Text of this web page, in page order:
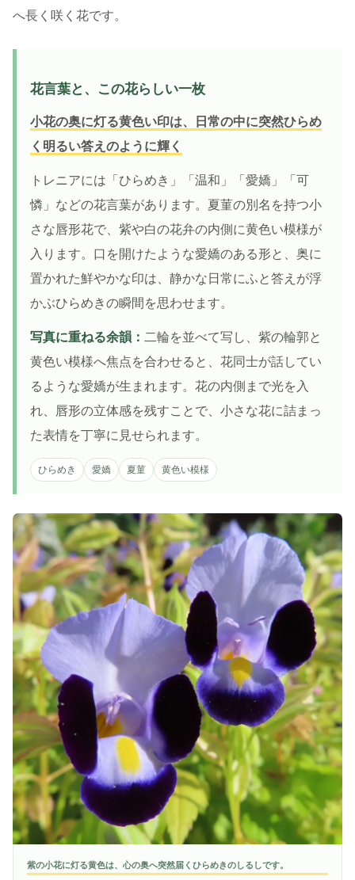
へ長く咲く花です。
花言葉と、この花らしい一枚
小花の奥に灯る黄色い印は、日常の中に突然ひらめ
く明るい答えのように輝く
トレニアには「ひらめき」「温和」「愛嬌」「可
憐」などの花言葉があります。夏菫の別名を持つ小
さな唇形花で、紫や白の花弁の内側に黄色い模様が
入ります。口を開けたような愛嬌のある形と、奥に
置かれた鮮やかな印は、静かな日常にふと答えが浮
かぶひらめきの瞬間を思わせます。
写真に重ねる余韻： 二輪を並べて写し、紫の輪郭と
黄色い模様へ焦点を合わせると、花同士が話してい
るような愛嬌が生まれます。花の内側まで光を入
れ、唇形の立体感を残すことで、小さな花に詰まっ
た表情を丁寧に見せられます。
ひらめき 愛嬌 夏菫 黄色い模様
紫の小花に灯る黄色は、心の奥へ突然届くひらめきのしるしです。